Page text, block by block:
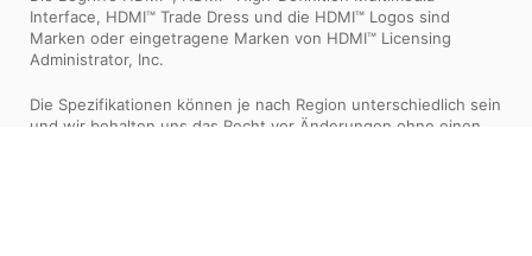
Interface, HDMI™ Trade Dress und die HDMI™ Logos sind
Marken oder eingetragene Marken von HDMI™ Licensing
Administrator, Inc.
Die Spezifikationen können je nach Region unterschiedlich sein
und wir behalten uns das Recht vor Änderungen ohne einen